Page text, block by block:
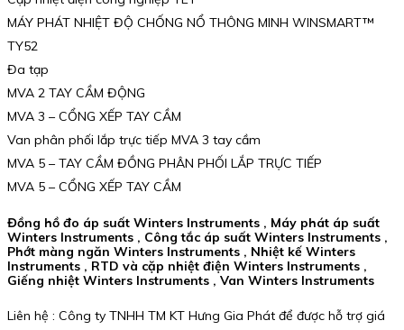
MÁY PHÁT NHIỆT ĐỘ CHỐNG NỔ THÔNG MINH WINSMART™
TY52
Đa tạp
MVA 2 TAY CẦM ĐỘNG
MVA 3 – CỔNG XẾP TAY CẦM
Van phân phối lắp trực tiếp MVA 3 tay cầm
MVA 5 – TAY CẦM ĐỒNG PHÂN PHỐI LẮP TRỰC TIẾP
MVA 5 – CỔNG XẾP TAY CẦM
Đồng hồ đo áp suất Winters Instruments , Máy phát áp suất
Winters Instruments , Công tắc áp suất Winters Instruments ,
Phớt màng ngăn Winters Instruments , Nhiệt kế Winters
Instruments , RTD và cặp nhiệt điện Winters Instruments ,
Giếng nhiệt Winters Instruments , Van Winters Instruments
Liên hệ : Công ty TNHH TM KT Hưng Gia Phát để được hỗ trợ giá